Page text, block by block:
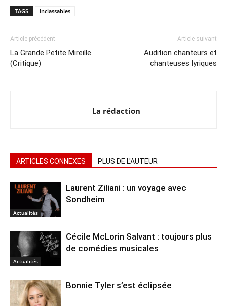
TAGS Inclassables
Article précédent
La Grande Petite Mireille
(Critique)
Article suivant
Audition chanteurs et
chanteuses lyriques
La rédaction
ARTICLES CONNEXES PLUS DE L'AUTEUR
Actualités
Laurent Ziliani : un voyage avec
Sondheim
Actualités
Cécile McLorin Salvant : toujours plus
de comédies musicales
Bonnie Tyler s’est éclipsée